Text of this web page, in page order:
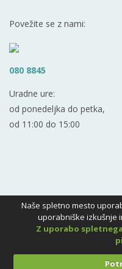
Povežite se z nami:
080 8845
Uradne ure:
od ponedeljka do petka,
od 11:00 do 15:00
Naše spletno mesto
uporabniške izkušnje
Z uporabo